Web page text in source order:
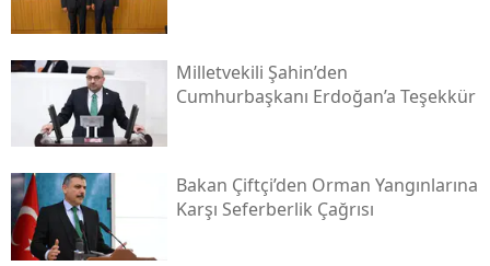
Milletvekili Şahin’den
Cumhurbaşkanı Erdoğan’a Teşekkür
Bakan Çiftçi’den Orman Yangınlarına
Karşı Seferberlik Çağrısı